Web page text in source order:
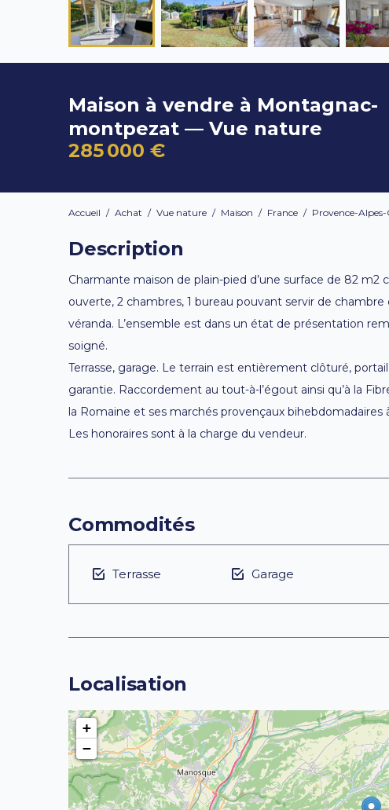
Maison à vendre à Montagnac-
montpezat — Vue nature
285 000 €
Accueil / Achat / Vue nature / Maison / France / Provence-Alpes-
Description
Charmante maison de plain-pied d’une surface de 82 m2
ouverte, 2 chambres, 1 bureau pouvant servir de chambre
véranda. L’ensemble est dans un état de présentation
soigné.
Terrasse, garage. Le terrain est entièrement clôturé,
garantie. Raccordement au tout-à-l’égout ainsi qu’à la
la Romaine et ses marchés provençaux
Les honoraires sont à la charge du vendeur.
Commodités
Terrasse Garage
Localisation
+
−